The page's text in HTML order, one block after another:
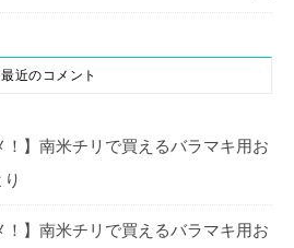
最近のコメント
！】南米チリで買えるバラマキ用お
り
！】南米チリで買えるバラマキ用お